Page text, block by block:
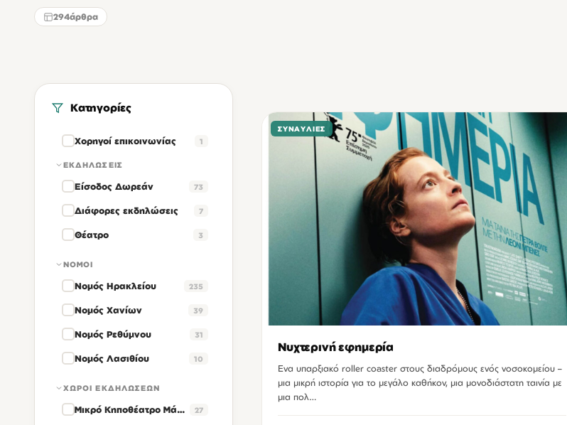
294άρθρα
Κατηγορίες
Χορηγοί επικοινωνίας 1
ΕΚΔΗΛΏΣΕΙΣ
Είσοδος Δωρεάν 73
Διάφορες εκδηλώσεις 7
Θέατρο 3
ΝΟΜΟΊ
Νομός Ηρακλείου 235
Νομός Χανίων 39
Νομός Ρεθύμνου 31
Νομός Λασιθίου 10
ΧΏΡΟΙ ΕΚΔΗΛΏΣΕΩΝ
Μικρό Κηποθέατρο Μάνος Χατζηδάκις Ηρακλείου 27
ΣΥΝΑΥΛΊΕΣ
Νυχτερινή εφημερία
Ενα υπαρξιακό roller coaster στους διαδρόμους ενός νοσοκομείου –
μια μικρή ιστορία για το μεγάλο καθήκον, μια μονοδιάστατη ταινία με
μια πολ…